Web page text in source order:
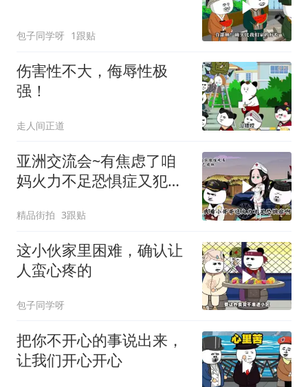
包子同学呀 1跟贴
伤害性不大，侮辱性极
强！
走人间正道
亚洲交流会~有焦虑了咱
妈火力不足恐惧症又犯
精品街拍 3跟贴
这小伙家里困难，确认让
人蛮心疼的
包子同学呀
把你不开心的事说出来，
让我们开心开心